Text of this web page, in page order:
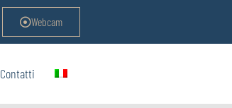
Webcam
Contatti